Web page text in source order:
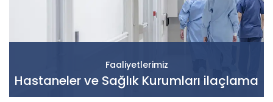
Faaliyetlerimiz
Hastaneler ve Sağlık Kurumları ilaçlama